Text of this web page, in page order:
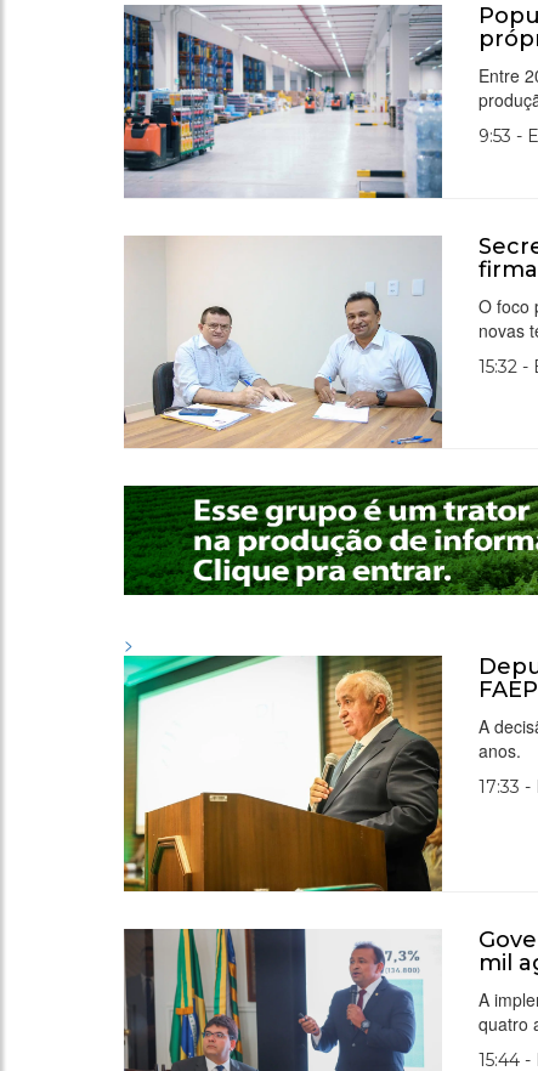
Entre
9:53 -
O foco
novas
15:32 -
>
A
anos.
17:33 -
mil
A
quatro
15:44 -